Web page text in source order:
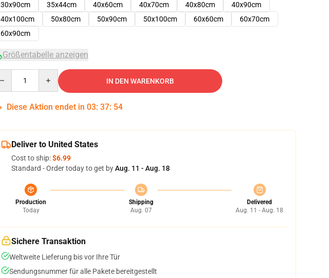
30x90cm
35x44cm 40x60cm 40x70cm 40x80cm
40x90cm
40x100cm
50x80cm 50x90cm 50x100cm 60x60cm
60x70cm
60x90cm
Größentabelle anzeigen
IN DEN WARENKORB
Diese Aktion endet in 03: 37: 53
Deliver to United States
Cost to ship:$6.99
Standard - Order today to get byAug. 11 - Aug. 18
Production
Today
Shipping
Aug. 07
Delivered
Aug. 11 - Aug. 18
Sichere Transaktion
Weltweite Lieferung bis vor Ihre Tür
Sendungsnummer für alle Pakete bereitgestellt